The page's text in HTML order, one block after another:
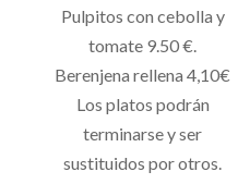
Pulpitos con cebolla y
tomate 9.50 €.
Berenjena rellena 4,10€
Los platos podrán
terminarse y ser
sustituidos por otros.